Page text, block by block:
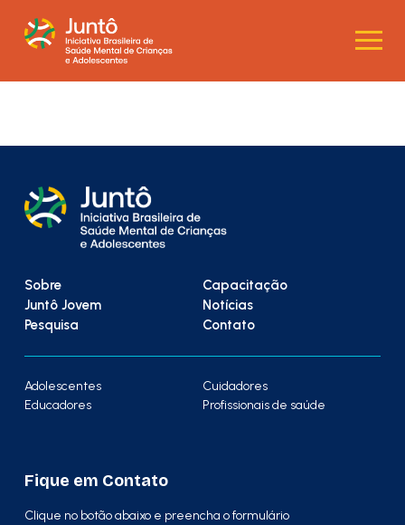
Sobre
Capacitação
Juntô Jovem
Notícias
Pesquisa
Contato
Adolescentes
Cuidadores
Educadores
Profissionais de saúde
Fique em Contato
Clique no botão abaixo e preencha o formulário